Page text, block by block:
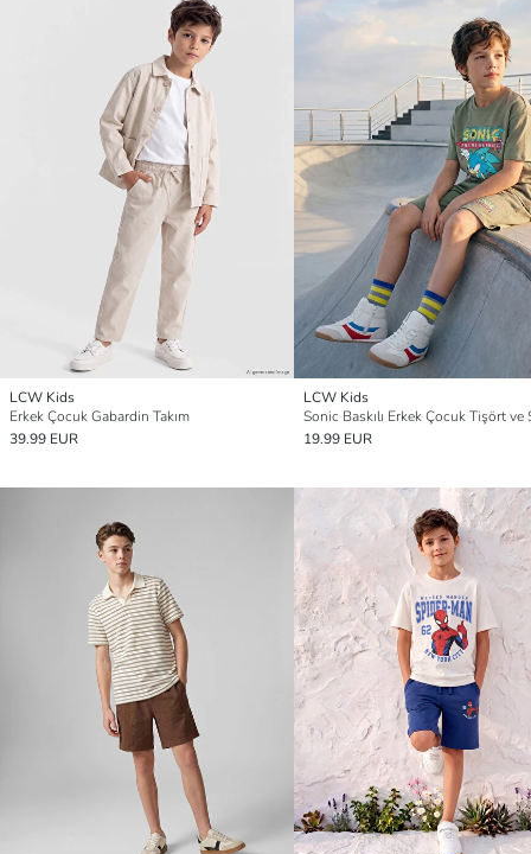
LCW Kids
Erkek Çocuk Gabardin Takım
39.99 EUR
LCW Kids
Sonic Baskılı Erkek Çocuk Tişört ve
19.99 EUR